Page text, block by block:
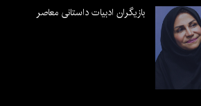
بازیگران ادبیات داستانی معاصر